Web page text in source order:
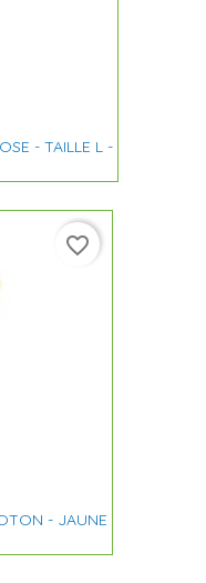
- TAILLE L -
- JAUNE
favorite_border